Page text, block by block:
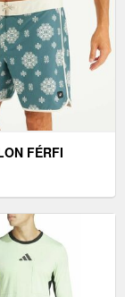
FÉRFI
HOSSZÚ